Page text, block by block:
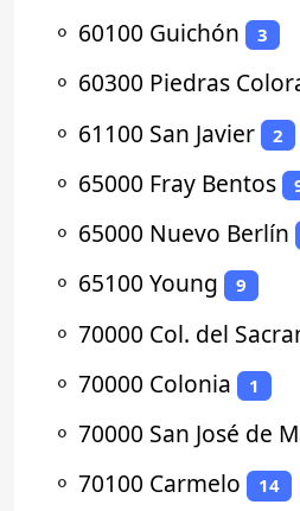
⚬ 60100 Guichón 3
⚬ 60300 Piedras
⚬ 61100 San Javier 2
⚬ 65000 Fray Bentos
⚬ 65000 Nuevo Berlín
⚬ 65100 Young 9
⚬ 70000 Col. del
⚬ 70000 Colonia 1
⚬ 70000 San José de
⚬ 70100 Carmelo 14